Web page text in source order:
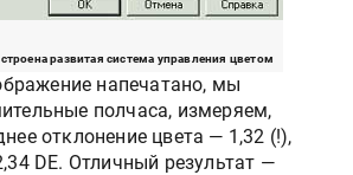
развитая система управления цветом
напечатано, мы
полчаса, измеряем,
отклонение цвета — 1,32 (!),
DE. Отличный результат —